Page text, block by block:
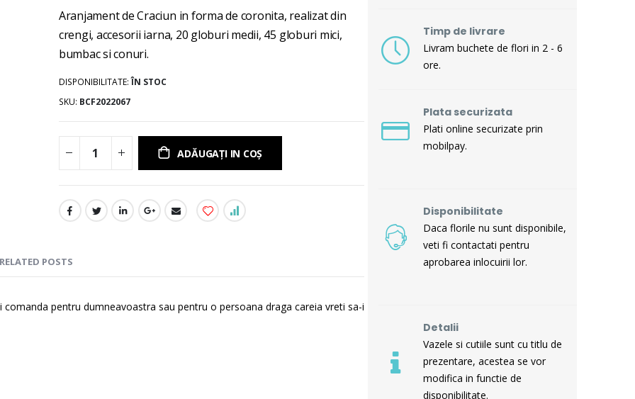
images
Aranjament de Craciun in forma de coronita, realizat din
crengi, accesorii iarna, 20 globuri medii, 45 globuri mici,
bumbac si conuri.
DISPONIBILITATE: ÎN STOC
SKU BCF2022067
ADĂUGAȚI IN COȘ
pentru dumneavoastra sau pentru o persoana draga careia vreti sa-i
RELATED POSTS
Timp de livrare
Livram buchete de flori in 2 - 6
ore.
Plata securizata
Plati online securizate prin
mobilpay.
Disponibilitate
Daca florile nu sunt disponibile,
veti fi contactati pentru
aprobarea inlocuirii lor.
Detalii
Vazele si cutiile sunt cu titlu de
prezentare, acestea se vor
modifica in functie de
disponibilitate.